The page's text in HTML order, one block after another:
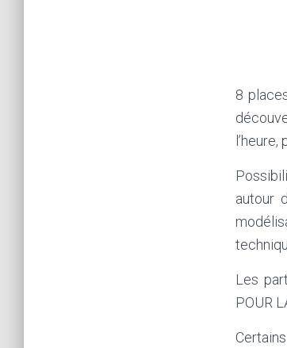
8
autour
Les
POUR